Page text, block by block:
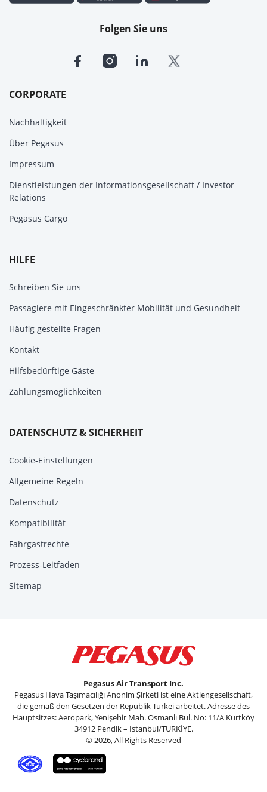
CORPORATE
Nachhaltigkeit
Über Pegasus
Impressum
Dienstleistungen der Informationsgesellschaft / Investor
Relations
Pegasus Cargo
HILFE
Schreiben Sie uns
Passagiere mit Eingeschränkter Mobilität und Gesundheit
Häufig gestellte Fragen
Kontakt
Hilfsbedürftige Gäste
Zahlungsmöglichkeiten
DATENSCHUTZ & SICHERHEIT
Cookie-Einstellungen
Allgemeine Regeln
Datenschutz
Kompatibilität
Fahrgastrechte
Prozess-Leitfaden
Sitemap
Folgen Sie uns
Pegasus Air Transport Inc.
Pegasus Hava Taşımacılığı Anonim Şirketi ist eine Aktiengesellschaft,
die gemäß den Gesetzen der Republik Türkei arbeitet. Adresse des
Hauptsitzes: Aeropark, Yenişehir Mah. Osmanlı Bul. No: 11/A Kurtköy
34912 Pendik – Istanbul/TURKİYE.
© 2026, All Rights Reserved